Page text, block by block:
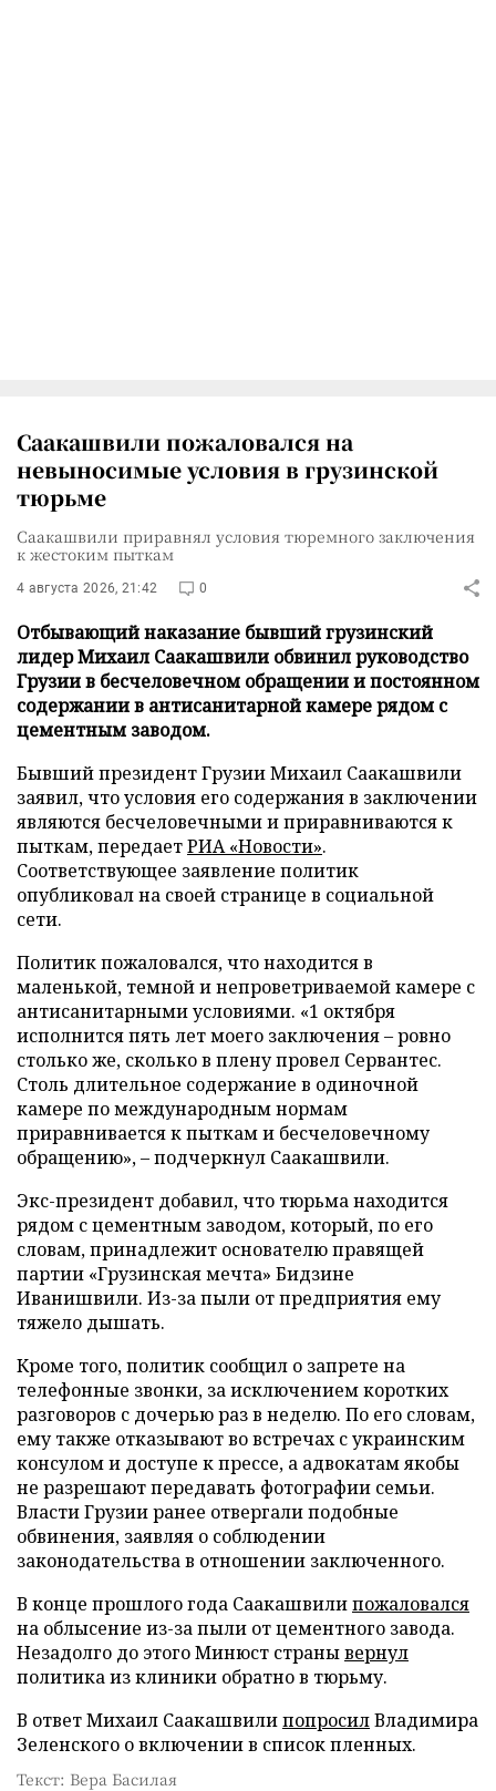
Саакашвили пожаловался на
невыносимые условия в грузинской
тюрьме
Саакашвили приравнял условия тюремного заключения
к жестоким пыткам
4 августа 2026, 21:42 0
Отбывающий наказание бывший грузинский
лидер Михаил Саакашвили обвинил руководство
Грузии в бесчеловечном обращении и постоянном
содержании в антисанитарной камере рядом с
цементным заводом.
Бывший президент Грузии Михаил Саакашвили
заявил, что условия его содержания в заключении
являются бесчеловечными и приравниваются к
пыткам, передаетРИА «Новости».
Соответствующее заявление политик
опубликовал на своей странице в социальной
сети.
Политик пожаловался, что находится в
маленькой, темной и непроветриваемой камере с
антисанитарными условиями. «1 октября
исполнится пять лет моего заключения – ровно
столько же, сколько в плену провел Сервантес.
Столь длительное содержание в одиночной
камере по международным нормам
приравнивается к пыткам и бесчеловечному
обращению», – подчеркнул Саакашвили.
Экс-президент добавил, что тюрьма находится
рядом с цементным заводом, который, по его
словам, принадлежит основателю правящей
партии «Грузинская мечта» Бидзине
Иванишвили. Из-за пыли от предприятия ему
тяжело дышать.
Кроме того, политик сообщил о запрете на
телефонные звонки, за исключением коротких
разговоров с дочерью раз в неделю. По его словам,
ему также отказывают во встречах с украинским
консулом и доступе к прессе, а адвокатам якобы
не разрешают передавать фотографии семьи.
Власти Грузии ранее отвергали подобные
обвинения, заявляя о соблюдении
законодательства в отношении заключенного.
В конце прошлого года Саакашвилипожаловался
на облысение из-за пыли от цементного завода.
Незадолго до этого Минюст странывернул
политика из клиники обратно в тюрьму.
В ответ Михаил СаакашвилипопросилВладимира
Зеленского о включении в список пленных.
Текст: Вера Басилая